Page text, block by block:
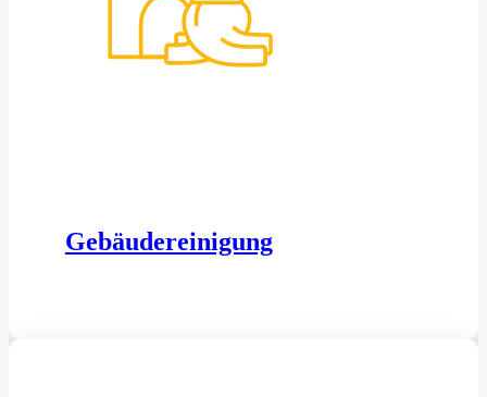
Gebäudereinigung